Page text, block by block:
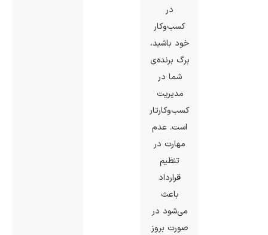
در
کسب‌وکار
خود باشید،
برگ برنده‌ی
شما در
مدیریت
کسب‌وکارتان
است. عدم
مهارت در
تنظیم
قرارداد
باعث
می‌شود در
صورت بروز